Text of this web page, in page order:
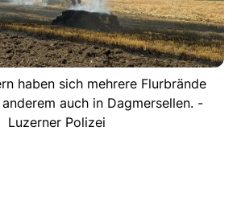
haben sich mehrere Flurbrände
auch in Dagmersellen. -
Luzerner Polizei